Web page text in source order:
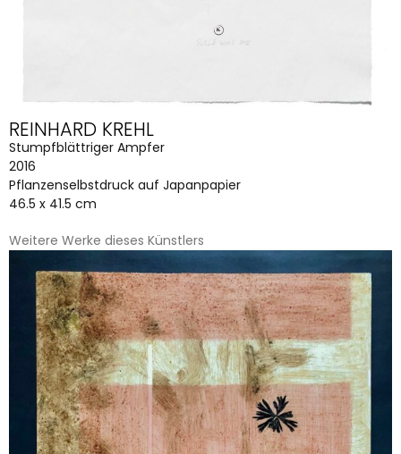
REINHARD KREHL
Stumpfblättriger Ampfer
2016
Pflanzenselbstdruck auf Japanpapier
46.5 x 41.5 cm
Weitere Werke dieses Künstlers